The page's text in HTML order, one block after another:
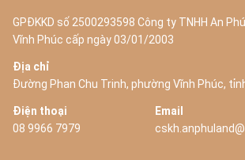
GPĐKKD số 2500293598 Công ty TNHH An
Vĩnh Phúc cấp ngày 03/01/2003
Địa chỉ
Đường Phan Chu Trinh, phường Vĩnh Phúc,
Điện thoại
08 9966 7979
Email